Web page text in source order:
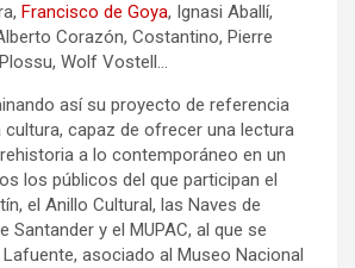
Francisco de Goya, Ignasi Aballí,
Corazón, Costantino, Pierre
Wolf Vostell…
así su proyecto de referencia
capaz de ofrecer una lectura
a lo contemporáneo en un
los públicos del que participan el
el Anillo Cultural, las Naves de
Santander y el MUPAC, al que se
asociado al Museo Nacional